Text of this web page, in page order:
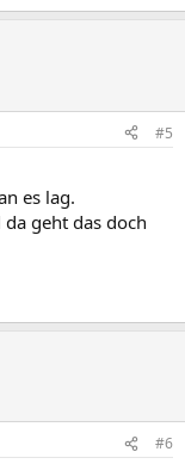
#5
es lag.
geht das doch
#6